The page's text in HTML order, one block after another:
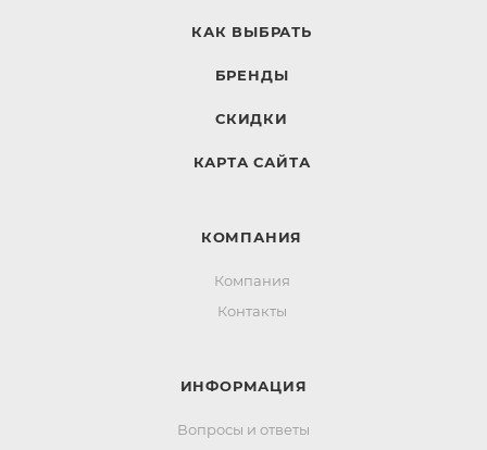
КАК ВЫБРАТЬ
БРЕНДЫ
СКИДКИ
КАРТА САЙТА
КОМПАНИЯ
Компания
Контакты
ИНФОРМАЦИЯ
Вопросы и ответы